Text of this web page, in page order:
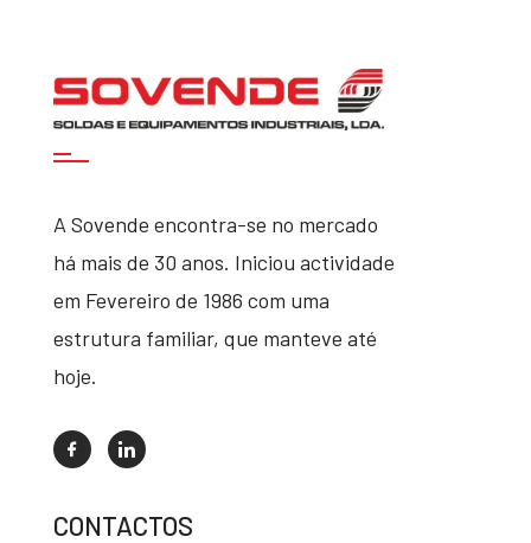
A Sovende encontra-se no mercado
há mais de 30 anos. Iniciou actividade
em Fevereiro de 1986 com uma
estrutura familiar, que manteve até
hoje.
CONTACTOS